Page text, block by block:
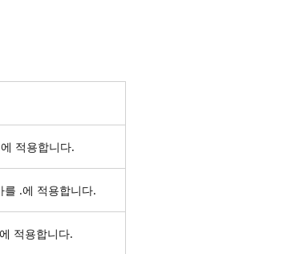
적용합니다.
를 .에 적용합니다.
적용합니다.